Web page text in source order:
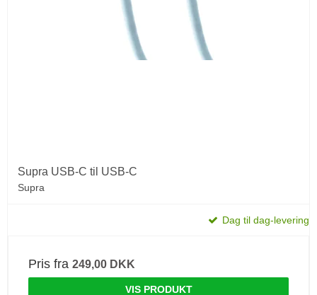
Supra USB-C til USB-C
Supra
Dag til dag-levering
Pris fra 249,00 DKK
VIS PRODUKT